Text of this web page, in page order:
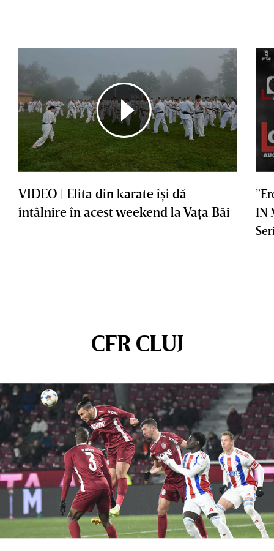
VIDEO | Elita din karate îşi dă
întâlnire în acest weekend la Vaţa Băi
IN
CFR CLUJ